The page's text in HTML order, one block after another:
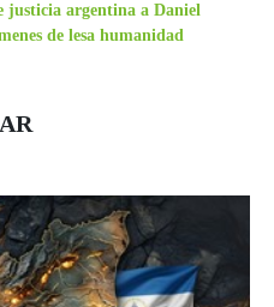
justicia argentina a Daniel
de lesa humanidad